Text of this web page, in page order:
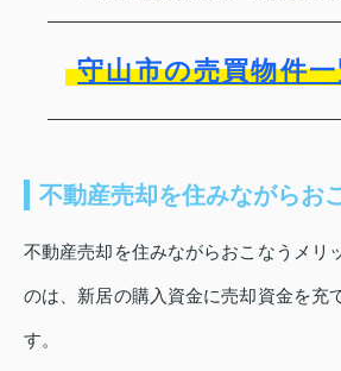
守山市の売買物件
不動産売却を住みながらお
不動産売却を住みながらおこなうメリ
のは、新居の購入資金に売却資金を充
す。